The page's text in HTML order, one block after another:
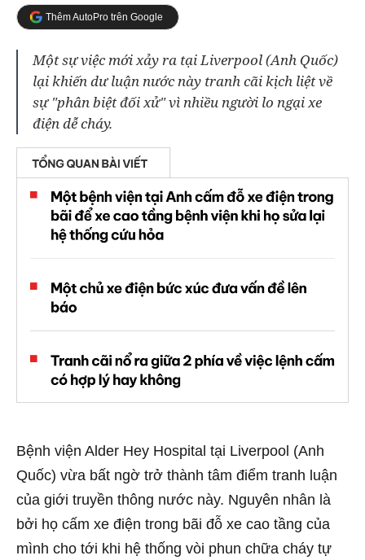
Thêm AutoPro trên Google
Một sự việc mới xảy ra tại Liverpool (Anh Quốc)
lại khiến dư luận nước này tranh cãi kịch liệt về
sự "phân biệt đối xử" vì nhiều người lo ngại xe
điện dễ cháy.
Bệnh viện Alder Hey Hospital tại Liverpool (Anh
Quốc) vừa bất ngờ trở thành tâm điểm tranh luận
của giới truyền thông nước này. Nguyên nhân là
bởi họ cấm xe điện trong bãi đỗ xe cao tầng của
mình cho tới khi hệ thống vòi phun chữa cháy tự